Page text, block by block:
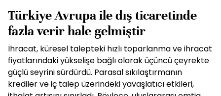
Türkiye Avrupa ile dış ticaretinde
fazla verir hale gelmiştir
İhracat, küresel talepteki hızlı toparlanma ve ihracat
fiyatlarındaki yükselişe bağlı olarak üçüncü çeyrekte
güçlü seyrini sürdürdü. Parasal sıkılaştırmanın
krediler ve iç talep üzerindeki yavaşlatıcı etkileri,